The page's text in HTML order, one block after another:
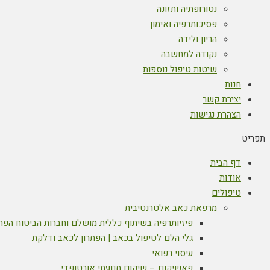
נטורופתיה ותזונה
פסיכותרפיה ואימון
הריון ולידה
נקודה למחשבה
שיטות טיפול נוספות
חנות
יצירת קשר
הצהרת נגישות
תפריט
דף הבית
אודות
טיפולים
מרפאת כאב אלטרנטיבית
פיזיותרפיה בשיתוף כללית מושלם וחברות הביטוח
גלי הלם לטיפול בכאב | הפתרון לכאב ודלקת
עיסוי רפואי